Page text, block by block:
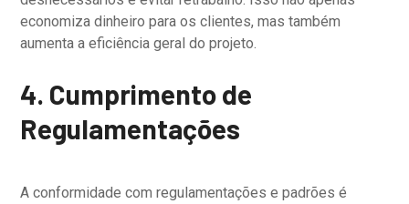
economiza dinheiro para os clientes, mas também
aumenta a eficiência geral do projeto.
4. Cumprimento de
Regulamentações
A conformidade com regulamentações e padrões é